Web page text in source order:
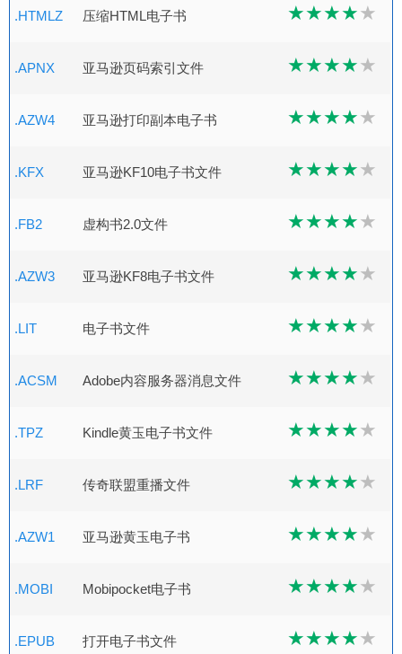
.HTMLZ 压缩HTML电子书
.APNX 亚马逊页码索引文件
.AZW4 亚马逊打印副本电子书
.KFX 亚马逊KF10电子书文件
.FB2 虚构书2.0文件
.AZW3 亚马逊KF8电子书文件
.LIT 电子书文件
.ACSM Adobe内容服务器消息文件
.TPZ Kindle黄玉电子书文件
.LRF 传奇联盟重播文件
.AZW1 亚马逊黄玉电子书
.MOBI Mobipocket电子书
.EPUB 打开电子书文件